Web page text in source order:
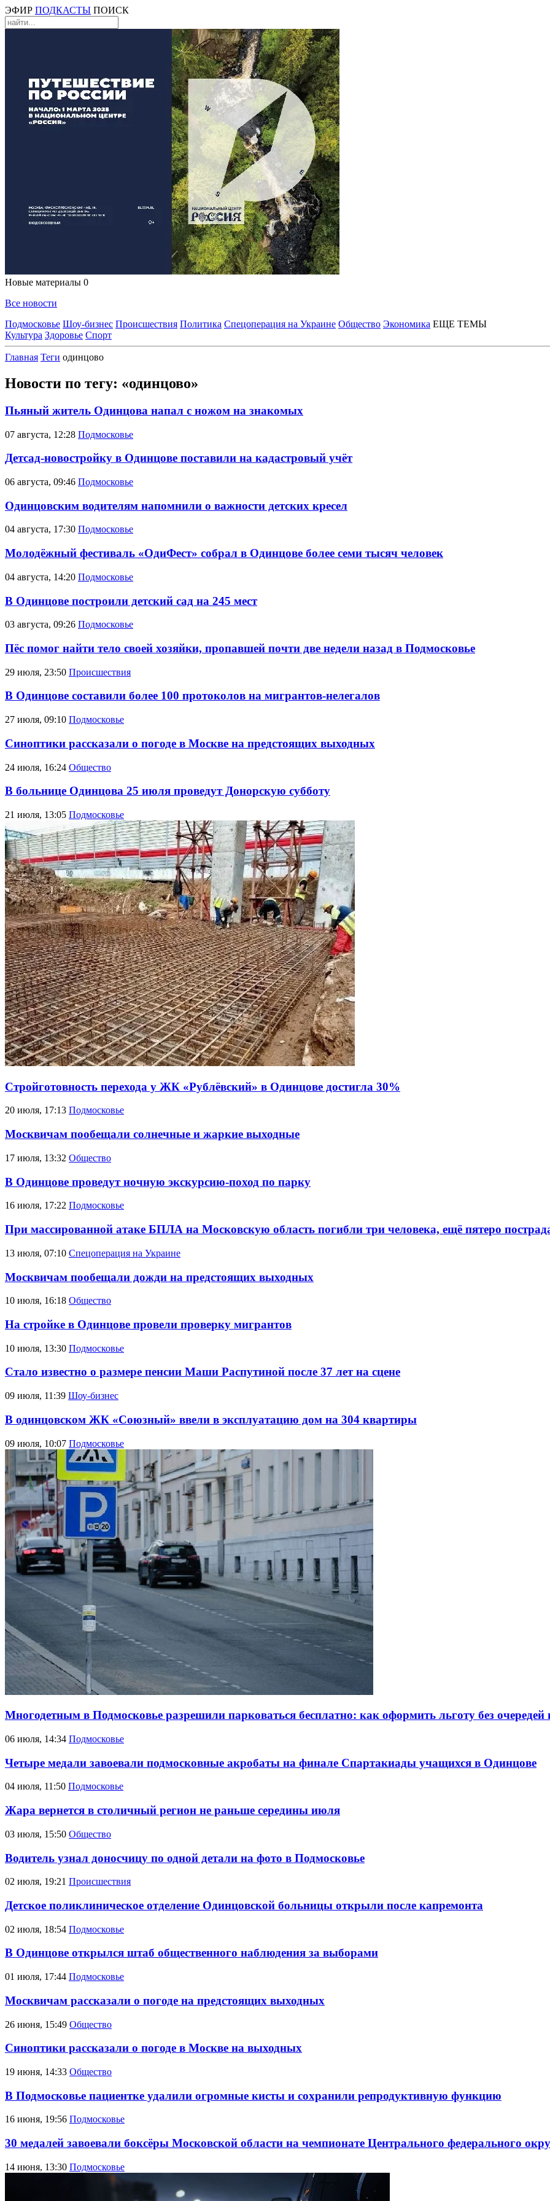
ЭФИР ПОДКАСТЫ ПОИСК
Новые материалы 0
Все новости
Подмосковье Шоу-бизнес Происшествия Политика Спецоперация на Украине Общество Экономика ЕЩЕ ТЕМЫ
Культура Здоровье Спорт
Главная Теги одинцово
Новости по тегу: «одинцово»
Пьяный житель Одинцова напал с ножом на знакомых
07 августа, 12:28 Подмосковье
Детсад-новостройку в Одинцове поставили на кадастровый учёт
06 августа, 09:46 Подмосковье
Одинцовским водителям напомнили о важности детских кресел
04 августа, 17:30 Подмосковье
Молодёжный фестиваль «ОдиФест» собрал в Одинцове более семи тысяч человек
04 августа, 14:20 Подмосковье
В Одинцове построили детский сад на 245 мест
03 августа, 09:26 Подмосковье
Пёс помог найти тело своей хозяйки, пропавшей почти две недели назад в Подмосковье
29 июля, 23:50 Происшествия
В Одинцове составили более 100 протоколов на мигрантов-нелегалов
27 июля, 09:10 Подмосковье
Синоптики рассказали о погоде в Москве на предстоящих выходных
24 июля, 16:24 Общество
В больнице Одинцова 25 июля проведут Донорскую субботу
21 июля, 13:05 Подмосковье
Стройготовность перехода у ЖК «Рублёвский» в Одинцове достигла 30%
20 июля, 17:13 Подмосковье
Москвичам пообещали солнечные и жаркие выходные
17 июля, 13:32 Общество
В Одинцове проведут ночную экскурсию-поход по парку
16 июля, 17:22 Подмосковье
При массированной атаке БПЛА на Московскую область погибли три человека, ещё пятеро
13 июля, 07:10 Спецоперация на Украине
Москвичам пообещали дожди на предстоящих выходных
10 июля, 16:18 Общество
На стройке в Одинцове провели проверку мигрантов
10 июля, 13:30 Подмосковье
Стало известно о размере пенсии Маши Распутиной после 37 лет на сцене
09 июля, 11:39 Шоу-бизнес
В одинцовском ЖК «Союзный» ввели в эксплуатацию дом на 304 квартиры
09 июля, 10:07 Подмосковье
Многодетным в Подмосковье разрешили парковаться бесплатно: как оформить льготу без
06 июля, 14:34 Подмосковье
Четыре медали завоевали подмосковные акробаты на финале Спартакиады учащихся в Одинцове
04 июля, 11:50 Подмосковье
Жара вернется в столичный регион не раньше середины июля
03 июля, 15:50 Общество
Водитель узнал доносчицу по одной детали на фото в Подмосковье
02 июля, 19:21 Происшествия
Детское поликлиническое отделение Одинцовской больницы открыли после капремонта
02 июля, 18:54 Подмосковье
В Одинцове открылся штаб общественного наблюдения за выборами
01 июля, 17:44 Подмосковье
Москвичам рассказали о погоде на предстоящих выходных
26 июня, 15:49 Общество
Синоптики рассказали о погоде в Москве на выходных
19 июня, 14:33 Общество
В Подмосковье пациентке удалили огромные кисты и сохранили репродуктивную функцию
16 июня, 19:56 Подмосковье
30 медалей завоевали боксёры Московской области на чемпионате Центрального федерального
14 июня, 13:30 Подмосковье